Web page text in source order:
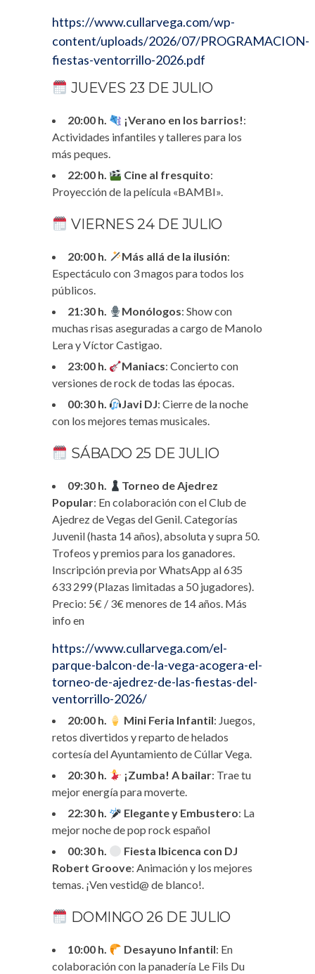
https://www.cullarvega.com/wp-
content/uploads/2026/07/PROGRAMACION-
fiestas-ventorrillo-2026.pdf
JUEVES 23 DE JULIO
20:00 h. ¡Verano en los barrios!:
Actividades infantiles y talleres para los
más peques.
22:00 h.
Cine al fresquito:
Proyección de la película «BAMBI».
VIERNES 24 DE JULIO
20:00 h. Más allá de la ilusión:
Espectáculo con 3 magos para todos los
públicos.
21:30 h.
Monólogos: Show con
muchas risas aseguradas a cargo de Manolo
Lera y Víctor Castigao.
23:00 h.
Maniacs: Concierto con
versiones de rock de todas las épocas.
00:30 h.
Javi DJ: Cierre de la noche
con los mejores temas musicales.
SÁBADO 25 DE JULIO
09:30 h.
Torneo de Ajedrez
Popular: En colaboración con el Club de
Ajedrez de Vegas del Genil. Categorías
Juvenil (hasta 14 años), absoluta y supra 50.
Trofeos y premios para los ganadores.
Inscripción previa por WhatsApp al 635
633 299 (Plazas limitadas a 50 jugadores).
Precio: 5€ / 3€ menores de 14 años. Más
info en
https://www.cullarvega.com/el-
parque-balcon-de-la-vega-acogera-el-
torneo-de-ajedrez-de-las-fiestas-del-
ventorrillo-2026/
20:00 h. Mini Feria Infantil: Juegos,
retos divertidos y reparto de helados
cortesía del Ayuntamiento de Cúllar Vega.
20:30 h.
¡Zumba! A bailar: Trae tu
mejor energía para moverte.
22:30 h.
Elegante y Embustero: La
mejor noche de pop rock español
00:30 h.
Fiesta Ibicenca con DJ
Robert Groove: Animación y los mejores
temas. ¡Ven vestid@ de blanco!.
DOMINGO 26 DE JULIO
10:00 h. Desayuno Infantil: En
colaboración con la panadería Le Fils Du